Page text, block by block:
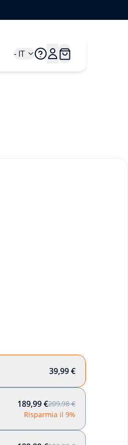
- IT
39,99 €
189,99 €209,98 €
Risparmia il 9%